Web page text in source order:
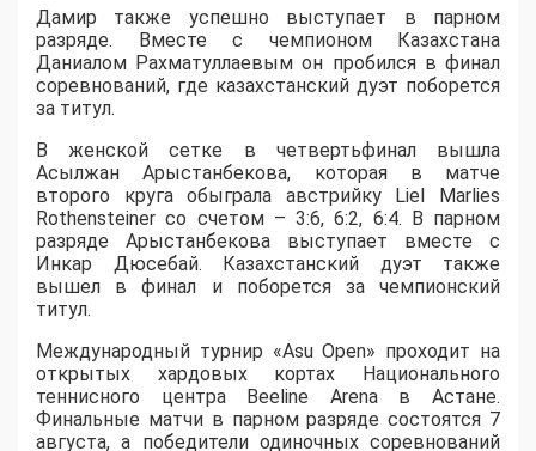
Дамир также успешно выступает в парном
разряде. Вместе с чемпионом Казахстана
Даниалом Рахматуллаевым он пробился в финал
соревнований, где казахстанский дуэт поборется
за титул.
В женской сетке в четвертьфинал вышла
Асылжан Арыстанбекова, которая в матче
второго круга обыграла австрийку Liel Marlies
Rothensteiner со счетом – 3:6, 6:2, 6:4. В парном
разряде Арыстанбекова выступает вместе с
Инкар Дюсебай. Казахстанский дуэт также
вышел в финал и поборется за чемпионский
титул.
Международный турнир «Asu Open» проходит на
открытых хардовых кортах Национального
теннисного центра Beeline Arena в Астане.
Финальные матчи в парном разряде состоятся 7
августа, а победители одиночных соревнований